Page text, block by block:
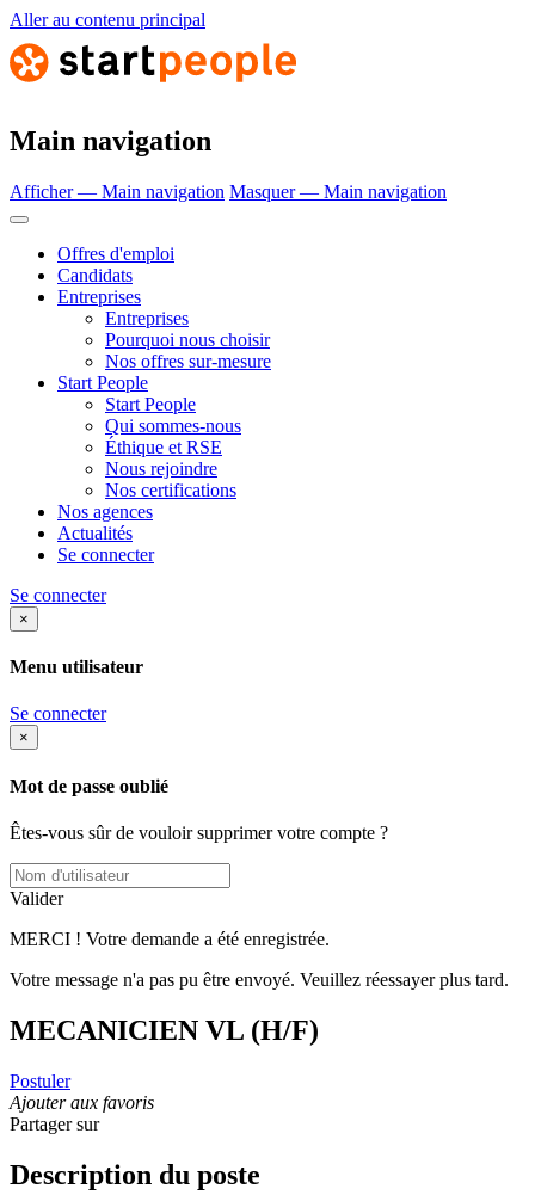
Aller au contenu principal
Main navigation
Afficher — Main navigation Masquer — Main navigation
Offres d'emploi
Candidats
Entreprises
Entreprises
Pourquoi nous choisir
Nos offres sur-mesure
Start People
Start People
Qui sommes-nous
Éthique et RSE
Nous rejoindre
Nos certifications
Nos agences
Actualités
Se connecter
Se connecter
×
Menu utilisateur
Se connecter
×
Mot de passe oublié
Êtes-vous sûr de vouloir supprimer votre compte ?
Valider
MERCI ! Votre demande a été enregistrée.
Votre message n'a pas pu être envoyé. Veuillez réessayer plus tard.
MECANICIEN VL (H/F)
Postuler
Ajouter aux favoris
Partager sur
Description du poste